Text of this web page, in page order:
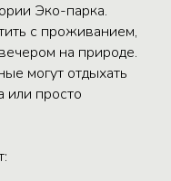
Эко-парка.
с проживанием,
на природе.
могут отдыхать
или просто